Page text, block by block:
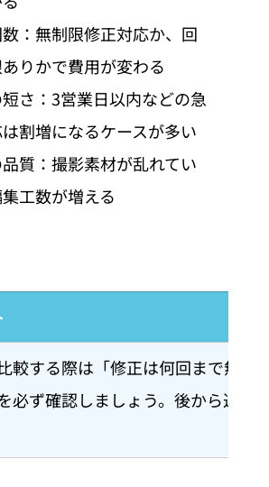
：無制限修正対応か、回
りかで費用が変わる
さ：3営業日以内などの急
割増になるケースが多い
質：撮影素材が乱れてい
工数が増える
較する際は「修正は何回まで無料
必ず確認しましょう。後から追加